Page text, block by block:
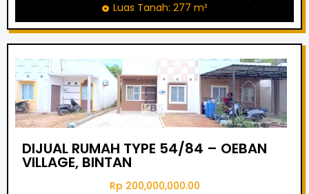
Luas Tanah: 277 m²
DIJUAL RUMAH TYPE 54/84 – OEBAN
VILLAGE, BINTAN
Rp 200,000,000.00